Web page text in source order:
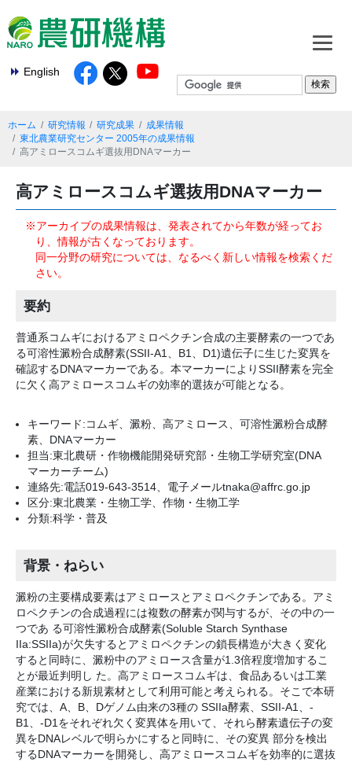
English
ホーム 研究情報 研究成果
成果情報
東北農業研究センター 2005年の成果情報
高アミロースコムギ選抜用DNAマーカー
高アミロースコムギ選抜用DNAマーカー
※アーカイブの成果情報は、発表されてから年数が経ってお
り、情報が古くなっております。
同一分野の研究については、なるべく新しい情報を検索くだ
さい。
要約
普通系コムギにおけるアミロペクチン合成の主要酵素の一つであ
る可溶性澱粉合成酵素(SSII-A1、B1、D1)遺伝子に生じた変異を
確認するDNAマーカーである。本マーカーによりSSII酵素を完全
に欠く高アミロースコムギの効率的選抜が可能となる。
キーワード:コムギ、澱粉、高アミロース、可溶性澱粉合成酵
素、DNAマーカー
担当:東北農研・作物機能開発研究部・生物工学研究室(DNA
マーカーチーム)
連絡先:電話019-643-3514、電子メールtnaka@affrc.go.jp
区分:東北農業・生物工学、作物・生物工学
分類:科学・普及
背景・ねらい
澱粉の主要構成要素はアミロースとアミロペクチンである。アミ
ロペクチンの合成過程には複数の酵素が関与するが、その中の一
つであ る可溶性澱粉合成酵素(Soluble Starch Synthase
IIa:SSIIa)が欠失するとアミロペクチンの鎖長構造が大きく変化
すると同時に、澱粉中のアミロース含量が1.3倍程度増加するこ
とが最近判明し た。高アミロースコムギは、食品あるいは工業
産業における新規素材として利用可能と考えられる。そこで本研
究では、A、B、Dゲノム由来の3種の SSIIa酵素、SSII-A1、-
B1、-D1をそれぞれ欠く変異体を用いて、それら酵素遺伝子の変
異をDNAレベルで明らかにすると同時に、その変異 部分を検出
するDNAマーカーを開発し、高アミロースコムギを効率的に選抜